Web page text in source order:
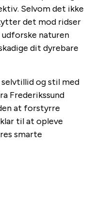
Selvom det ikke
det mod ridser
udforske naturen
dit dyrebare
selvtillid og stil med
Frederikssund
at forstyrre
til at opleve
smarte